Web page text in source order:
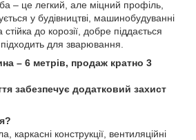
– це легкий, але міцний профіль,
у будівництві, машинобудуванні
до корозії, добре піддається
для зварювання.
– 6 метрів, продаж кратно 3
забезпечує додатковий захист
каркасні конструкції, вентиляційні